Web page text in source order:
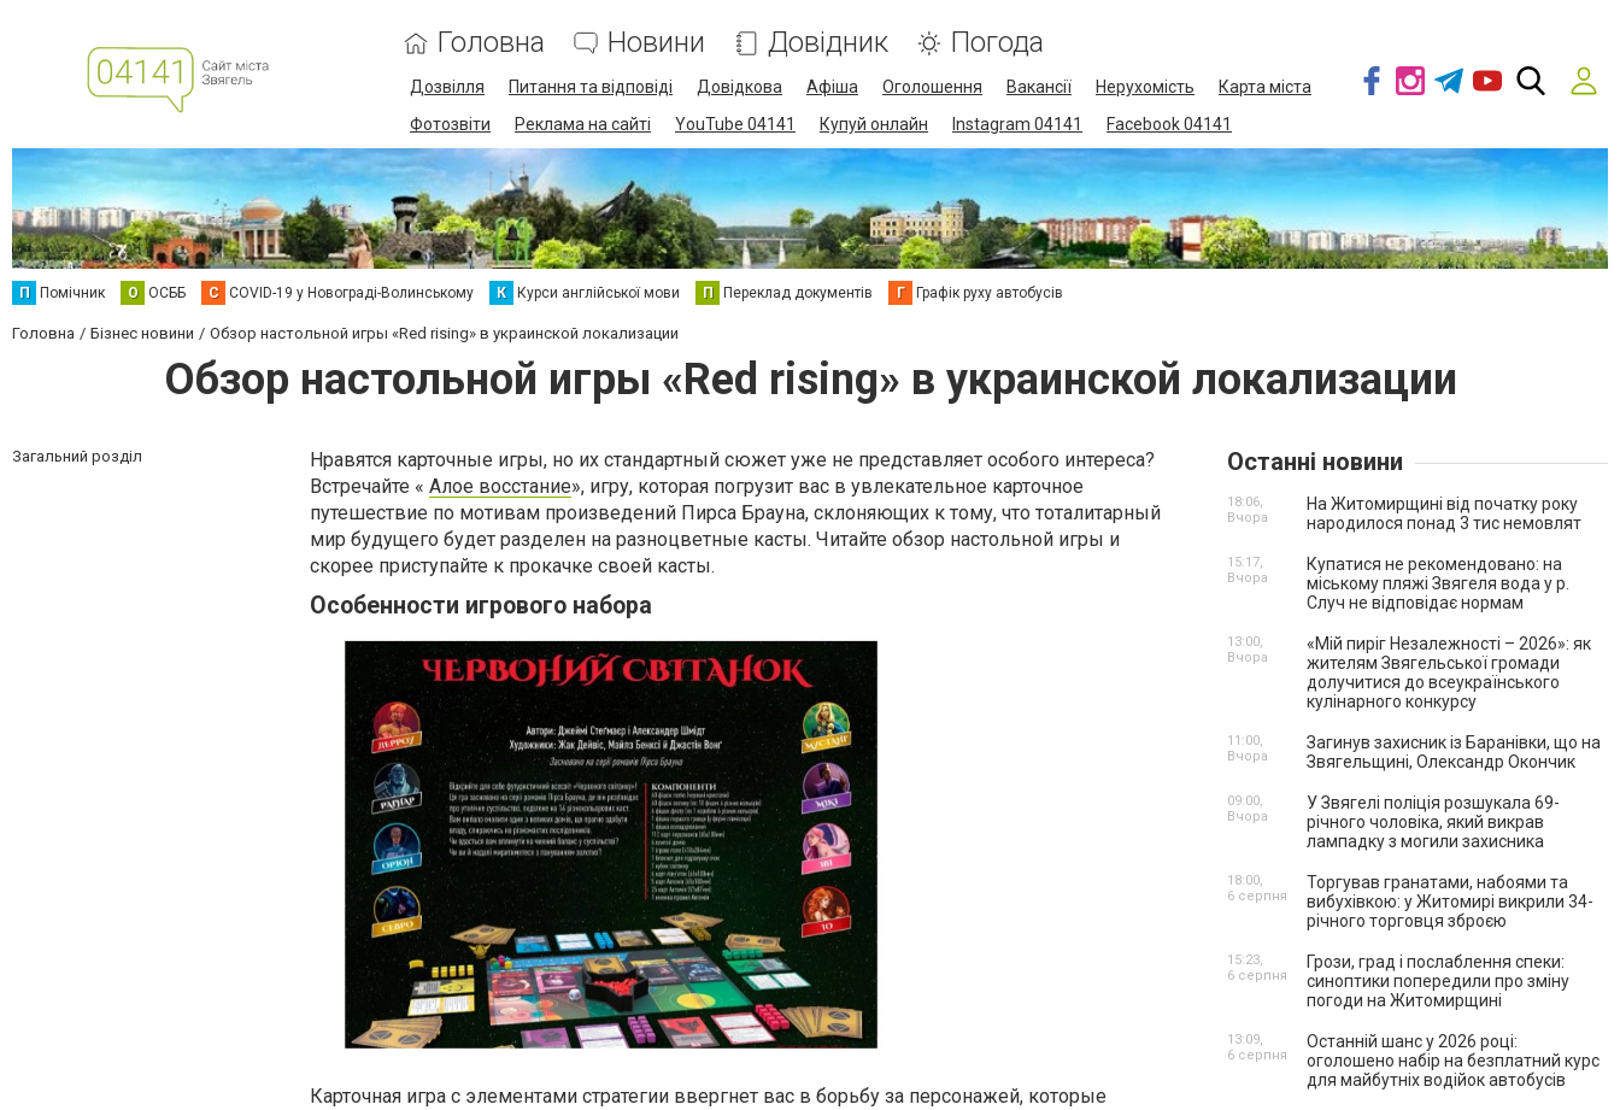
Головна Новини Довідник Погода
Дозвілля Питання та відповіді Довідкова Афіша Оголошення Вакансії Нерухомість
Карта міста
Фотозвіти
Реклама на сайті YouTube 04141 Купуй онлайн Instagram 04141 Facebook 04141
П Помічник О ОСББ C COVID-19 у Новограді-Волинському К Курси англійської мови П Переклад документів Г Графік руху автобусів
Головна Бізнес новини Обзор настольной игры «Red rising» в украинской локализации
Обзор настольной игры «Red rising» в украинской локализации
Загальний розділ
Нравятся карточные игры, но их стандартный сюжет уже не представляет особого интереса?
Встречайте « Алое восстание», игру, которая погрузит вас в увлекательное карточное
путешествие по мотивам произведений Пирса Брауна, склоняющих к тому, что тоталитарный
мир будущего будет разделен на разноцветные касты. Читайте обзор настольной игры и
скорее приступайте к прокачке своей касты.
Особенности игрового набора
Карточная игра с элементами стратегии ввергнет вас в борьбу за персонажей, которые
Останні новини
На Житомирщині від початку року
народилося понад 3 тис немовлят
18:06,
Вчора
Купатися не рекомендовано: на
міському пляжі Звягеля вода у р.
Случ не відповідає нормам
15:17,
Вчора
«Мій пиріг Незалежності – 2026»: як
жителям Звягельської громади
долучитися до всеукраїнського
кулінарного конкурсу
13:00,
Вчора
Загинув захисник із Баранівки, що на
Звягельщині, Олександр Окончик
11:00,
Вчора
У Звягелі поліція розшукала 69-
річного чоловіка, який викрав
лампадку з могили захисника
09:00,
Вчора
Торгував гранатами, набоями та
вибухівкою: у Житомирі викрили 34-
річного торговця зброєю
18:00,
6 серпня
Грози, град і послаблення спеки:
синоптики попередили про зміну
погоди на Житомирщині
15:23,
6 серпня
Останній шанс у 2026 році:
оголошено набір на безплатний курс
для майбутніх водійок автобусів
13:09,
6 серпня